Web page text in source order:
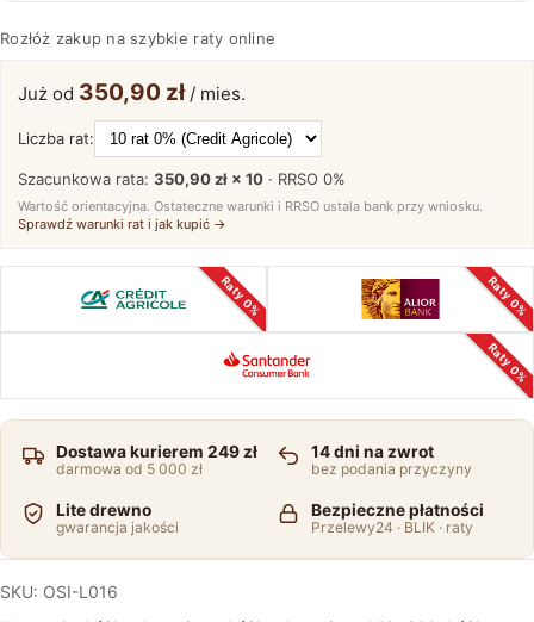
Rozłóż zakup na szybkie raty online
Już od 350,90 zł/ mies.
Liczba rat:
Szacunkowa rata: 350,90 zł × 10 · RRSO 0%
Wartość orientacyjna. Ostateczne warunki i RRSO ustala bank przy wniosku.
Sprawdź warunki rat i jak kupić →
Raty 0%
Raty 0%
Raty 0%
Dostawa kurierem 249 zł
darmowa od 5 000 zł
14 dni na zwrot
bez podania przyczyny
Lite drewno
gwarancja jakości
Bezpieczne płatności
Przelewy24 · BLIK · raty
SKU: OSI-L016